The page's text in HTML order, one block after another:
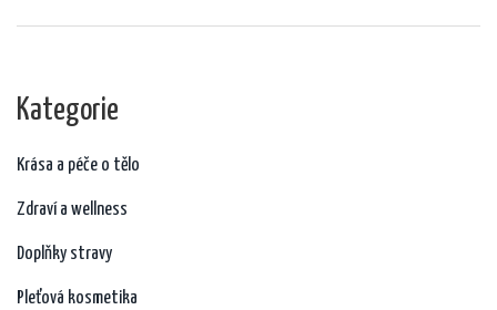
Kategorie
Krása a péče o tělo
Zdraví a wellness
Doplňky stravy
Pleťová kosmetika